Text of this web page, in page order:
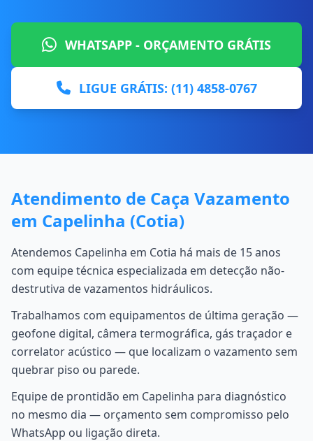
WHATSAPP - ORÇAMENTO GRÁTIS
LIGUE GRÁTIS: (11) 4858-0767
Atendimento de Caça Vazamento
em Capelinha (Cotia)
Atendemos Capelinha em Cotia há mais de 15 anos
com equipe técnica especializada em detecção não-
destrutiva de vazamentos hidráulicos.
Trabalhamos com equipamentos de última geração —
geofone digital, câmera termográfica, gás traçador e
correlator acústico — que localizam o vazamento sem
quebrar piso ou parede.
Equipe de prontidão em Capelinha para diagnóstico
no mesmo dia — orçamento sem compromisso pelo
WhatsApp ou ligação direta.